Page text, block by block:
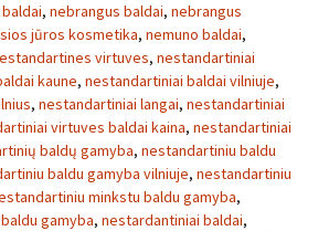
, nebrangus baldai, nebrangus
jūros kosmetika, nemuno baldai,
virtuves, nestandartiniai
kaune, nestandartiniai baldai vilniuje,
, nestandartiniai langai, nestandartiniai
virtuves baldai kaina, nestandartiniai
baldų gamyba, nestandartiniu baldu
baldu gamyba vilniuje, nestandartiniu
minkstu baldu gamyba,
gamyba, nestardantiniai baldai,